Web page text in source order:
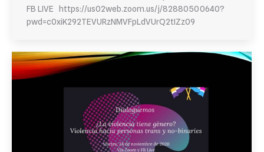
FB LIVE https://us02web.zoom.us/j/82880500640?
pwd=c0xiK292TEVURzNMVFpLdVUrQ2tIZz09